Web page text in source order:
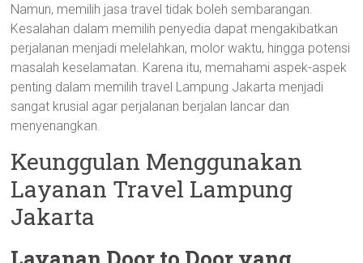
Namun, memilih jasa travel tidak boleh sembarangan.
Kesalahan dalam memilih penyedia dapat mengakibatkan
perjalanan menjadi melelahkan, molor waktu, hingga potensi
masalah keselamatan. Karena itu, memahami aspek-aspek
penting dalam memilih travel Lampung Jakarta menjadi
sangat krusial agar perjalanan berjalan lancar dan
menyenangkan.
Keunggulan Menggunakan
Layanan Travel Lampung
Jakarta